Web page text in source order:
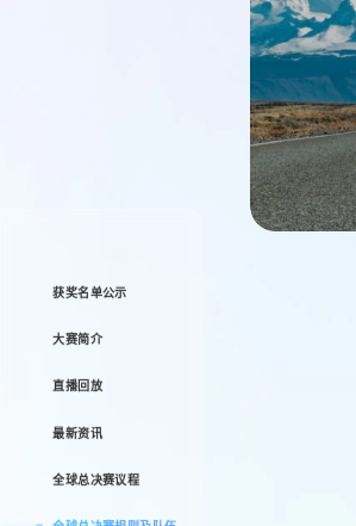
获奖名单公示
大赛简介
直播回放
最新资讯
全球总决赛议程